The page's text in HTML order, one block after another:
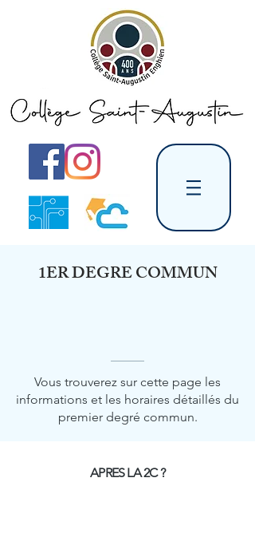
1ER DEGRE COMMUN
Vous trouverez sur cette page les
informations et les horaires détaillés du
premier degré commun.
APRES LA 2C ?